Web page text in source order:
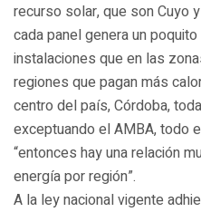
recurso solar, que son Cuyo
cada panel genera un
instalaciones que en las
regiones que pagan más
centro del país, Córdoba,
exceptuando el AMBA, todo
“entonces hay una relación
energía por región”.
A la ley nacional vigente